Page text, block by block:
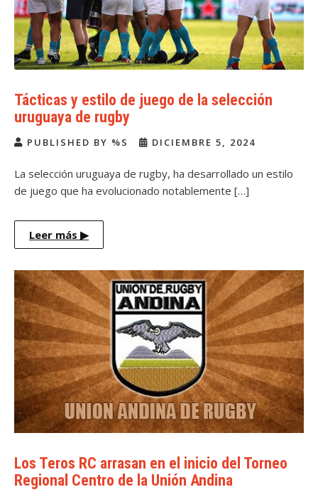
Tácticas y estilo de juego de la selección
uruguaya de rugby
PUBLISHED BY %S DICIEMBRE 5, 2024
La selección uruguaya de rugby, ha desarrollado un estilo
de juego que ha evolucionado notablemente […]
Leer más ▶
Los Teros RC arrasan en el inicio del Torneo
Regional Centro de la Unión Andina